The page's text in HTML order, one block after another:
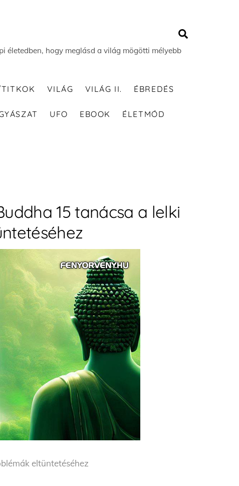
életedben, hogy meglásd a világ mögötti mélyebb
VILÁG VILÁG II. ÉBREDÉS
UFO EBOOK ÉLETMÓD
15 tanácsa a lelki
eltüntetéséhez